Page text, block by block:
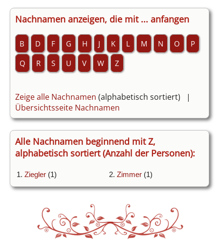
Nachnamen anzeigen, die mit ... anfangen
B D F G H J K L M N O
P
Q
R S U V W Z
Zeige alle Nachnamen (alphabetisch sortiert) |
Übersichtsseite Nachnamen
Alle Nachnamen beginnend mit Z,
alphabetisch sortiert (Anzahl der Personen):
1. Ziegler(1) 2. Zimmer(1)